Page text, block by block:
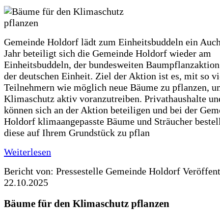
Gemeinde Holdorf lädt zum Einheitsbuddeln ein
Jahr beteiligt sich die Gemeinde Holdorf wieder am
Einheitsbuddeln, der bundesweiten
der deutschen Einheit. Ziel der Aktion ist es, mit so
Teilnehmern wie möglich neue Bäume zu pflanzen,
Klimaschutz aktiv voranzutreiben. Privathaushalte
können sich an der Aktion beteiligen und bei der
Holdorf klimaangepasste Bäume und Sträucher
diese auf Ihrem Grundstück zu pflan
Weiterlesen
Bericht von: Pressestelle Gemeinde Holdorf
22.10.2025
Bäume für den Klimaschutz pflanzen